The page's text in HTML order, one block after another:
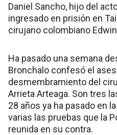
Daniel Sancho, hijo del
ingresado en prisión en
cirujano colombiano
Ha pasado una semana
Bronchalo confesó el
desmembramiento del
Arrieta Arteaga. Son tres
28 años ya ha pasado en
varias las pruebas que la
reunida en su contra.